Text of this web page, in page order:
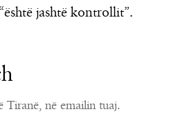
jashtë kontrollit”.
në emailin tuaj.